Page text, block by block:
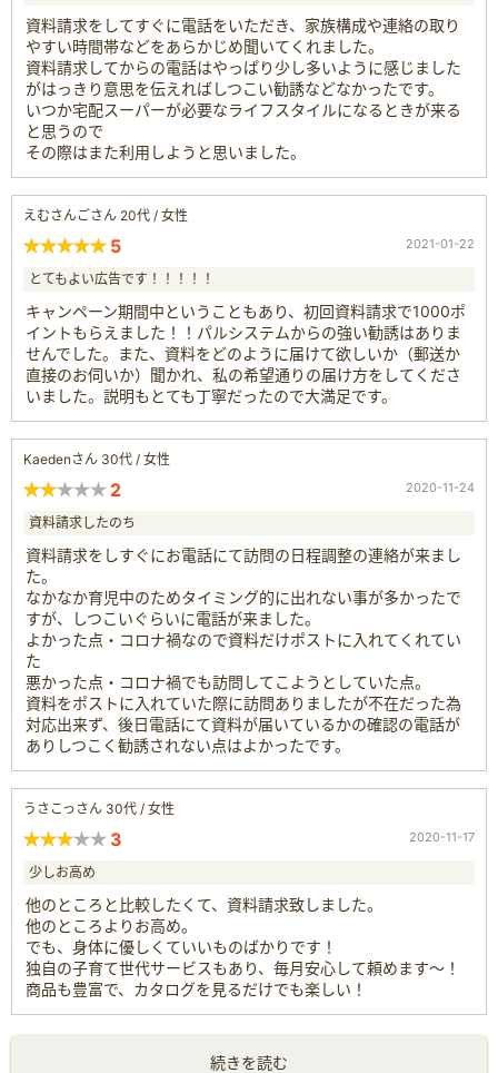
資料請求をしてすぐに電話をいただき、家族構成や連絡の取り
やすい時間帯などをあらかじめ聞いてくれました。
資料請求してからの電話はやっぱり少し多いように感じました
がはっきり意思を伝えればしつこい勧誘などなかったです。
いつか宅配スーパーが必要なライフスタイルになるときが来る
と思うので
その際はまた利用しようと思いました。
えむさんごさん 20代 / 女性
5 2021-01-22
とてもよい広告です！！！！！
キャンペーン期間中ということもあり、初回資料請求で1000ポ
イントもらえました！！パルシステムからの強い勧誘はありま
せんでした。また、資料をどのように届けて欲しいか（郵送か
直接のお伺いか）聞かれ、私の希望通りの届け方をしてくださ
いました。説明もとても丁寧だったので大満足です。
Kaedenさん 30代 / 女性
2 2020-11-24
資料請求したのち
資料請求をしすぐにお電話にて訪問の日程調整の連絡が来まし
た。
なかなか育児中のためタイミング的に出れない事が多かったで
すが、しつこいぐらいに電話が来ました。
よかった点・コロナ禍なので資料だけポストに入れてくれてい
た
悪かった点・コロナ禍でも訪問してこようとしていた点。
資料をポストに入れていた際に訪問ありましたが不在だった為
対応出来ず、後日電話にて資料が届いているかの確認の電話が
ありしつこく勧誘されない点はよかったです。
うさこっさん 30代 / 女性
3 2020-11-17
少しお高め
他のところと比較したくて、資料請求致しました。
他のところよりお高め。
でも、身体に優しくていいものばかりです！
独自の子育て世代サービスもあり、毎月安心して頼めます〜！
商品も豊富で、カタログを見るだけでも楽しい！
続きを読む